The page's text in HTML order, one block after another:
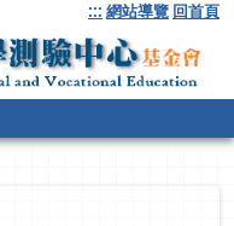
::: 網站導覽 回首頁